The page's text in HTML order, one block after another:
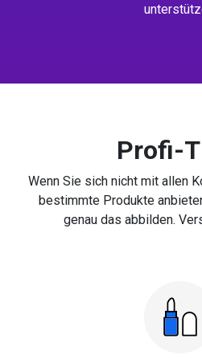
Profi-
Wenn Sie sich nicht mit allen
bestimmte Produkte
genau das abbilden.